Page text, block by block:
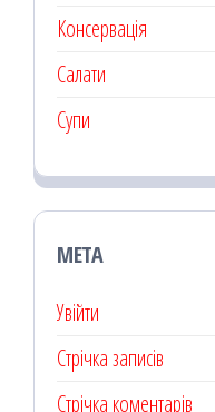
Консервація
Салати
Супи
МЕТА
Увійти
Стрічка записів
Стрічка коментарів